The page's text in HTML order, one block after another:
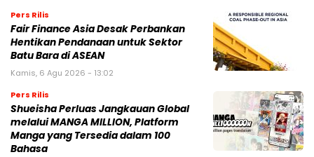
Pers Rilis
Fair Finance Asia Desak Perbankan
Hentikan Pendanaan untuk Sektor
Batu Bara di ASEAN
Kamis, 6 Agu 2026 - 13:02
Pers Rilis
Shueisha Perluas Jangkauan Global
melalui MANGA MILLION, Platform
Manga yang Tersedia dalam 100
Bahasa